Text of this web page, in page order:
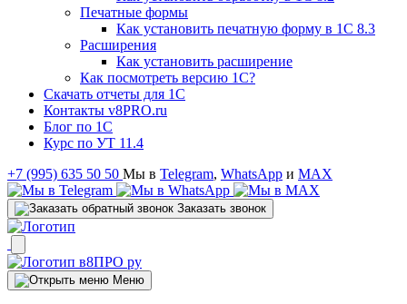
Печатные формы
Как установить печатную форму в 1С 8.3
Расширения
Как установить расширение
Как посмотреть версию 1С?
Скачать отчеты для 1С
Контакты v8PRO.ru
Блог по 1С
Курс по УТ 11.4
+7 (995) 635 50 50 Мы в Telegram, WhatsApp и MAX
Заказать звонок
Меню